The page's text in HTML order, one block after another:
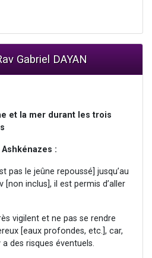
Gabriel DAYAN
et la mer durant les trois
:
pas le jeûne repoussé] jusqu’au
[non inclus], il est permis d’aller
vigilent et ne pas se rendre
[eaux profondes, etc.], car,
des risques éventuels.